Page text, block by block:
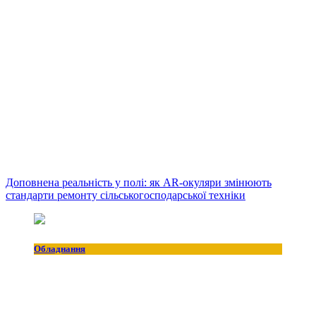
Доповнена реальність у полі: як AR-окуляри змінюють
стандарти ремонту сільськогосподарської техніки
Обладнання